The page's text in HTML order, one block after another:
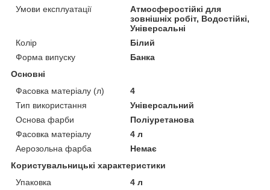
Умови експлуатації
Атмосферостійкі для
зовнішніх робіт, Водостійкі,
Універсальні
Колір
Білий
Форма випуску
Банка
Основні
Фасовка матеріалу (л)
4
Тип використання
Універсальний
Основа фарби
Поліуретанова
Фасовка матеріалу
4 л
Аерозольна фарба
Немає
Користувальницькі характеристики
Упаковка
4 л